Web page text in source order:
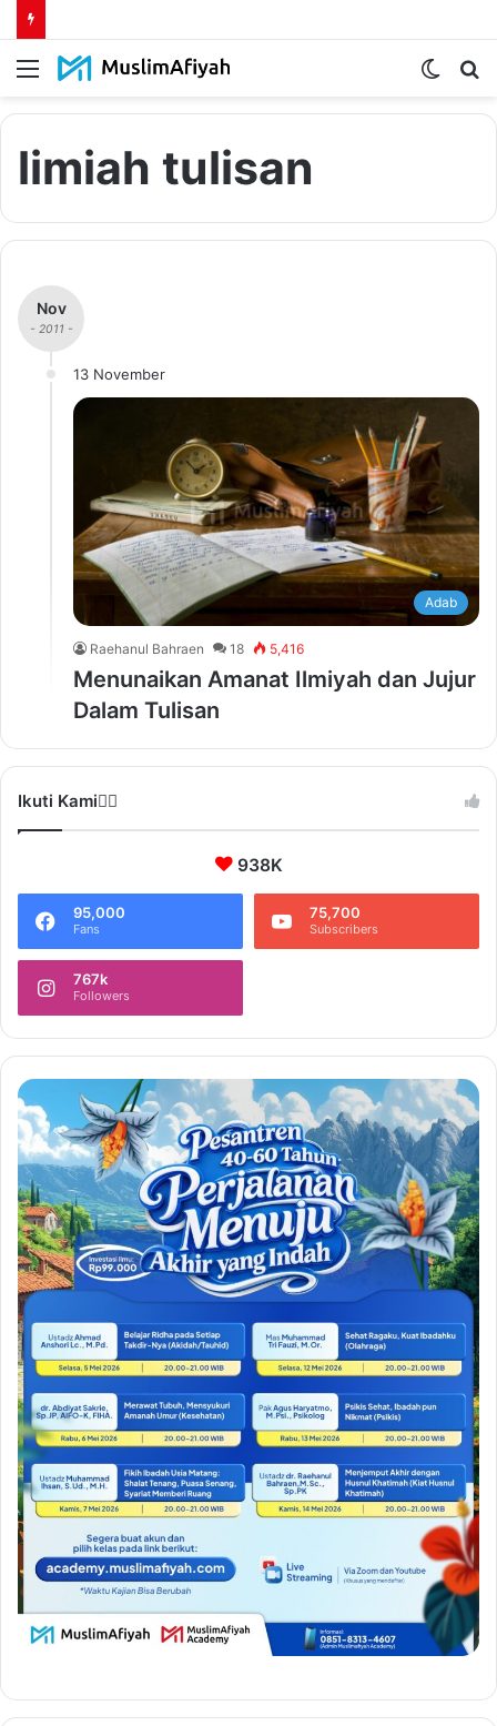
Menu
Switch
limiah tulisan
Nov
- 2011 -
13 November
Adab
Raehanul Bahraen 18 5,416
Menunaikan Amanat Ilmiyah dan Jujur
Dalam Tulisan
Ikuti Kami❤️‍🔥
938K
95,000
Fans
75,700
Subscribers
767k
Followers